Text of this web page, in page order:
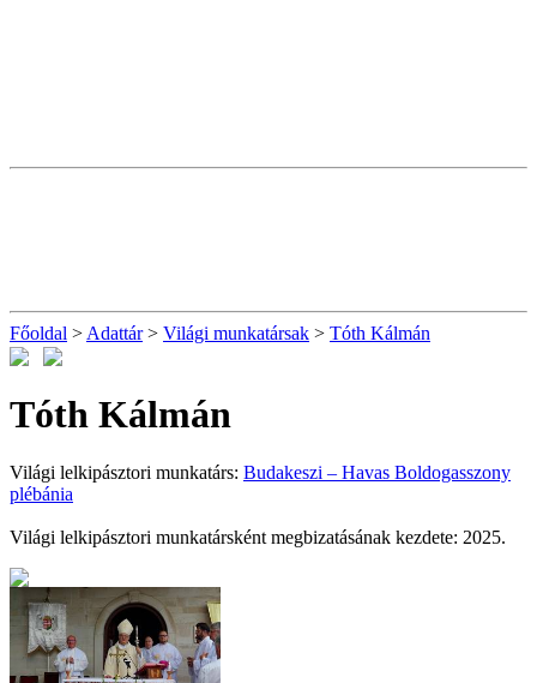
Főoldal > Adattár> Világi munkatársak > Tóth Kálmán
Tóth Kálmán
Világi lelkipásztori munkatárs: Budakeszi – Havas Boldogasszony
plébánia
Világi lelkipásztori munkatársként megbizatásának kezdete: 2025.